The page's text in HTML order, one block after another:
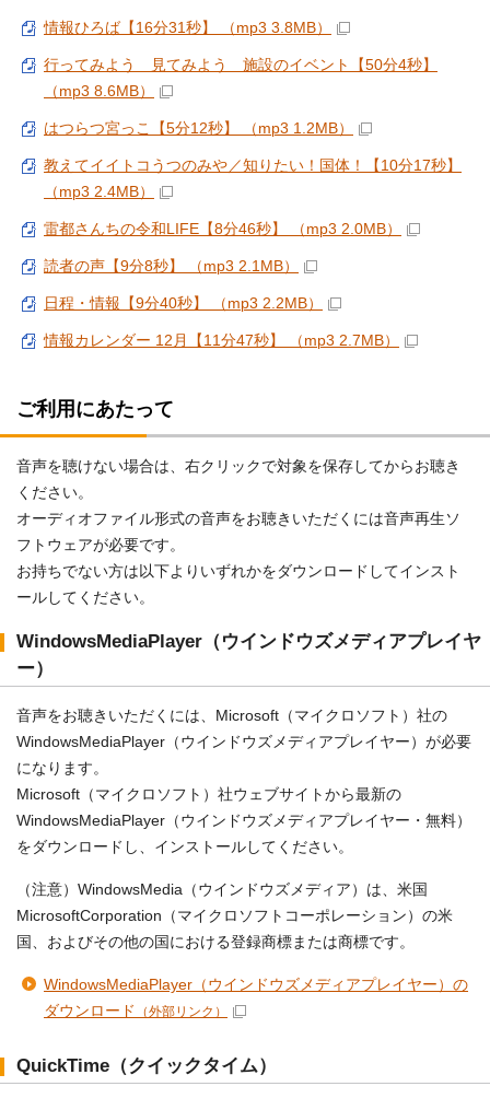
情報ひろば【16分31秒】 （mp3 3.8MB）
行ってみよう 見てみよう 施設のイベント【50分4秒】
（mp3 8.6MB）
はつらつ宮っこ【5分12秒】 （mp3 1.2MB）
教えてイイトコうつのみや／知りたい！国体！【10分17秒】
（mp3 2.4MB）
雷都さんちの令和LIFE【8分46秒】 （mp3 2.0MB）
読者の声【9分8秒】 （mp3 2.1MB）
日程・情報【9分40秒】 （mp3 2.2MB）
情報カレンダー 12月【11分47秒】 （mp3 2.7MB）
ご利用にあたって
音声を聴けない場合は、右クリックで対象を保存してからお聴き
ください。
オーディオファイル形式の音声をお聴きいただくには音声再生ソ
フトウェアが必要です。
お持ちでない方は以下よりいずれかをダウンロードしてインスト
ールしてください。
WindowsMediaPlayer（ウインドウズメディアプレイヤ
ー）
音声をお聴きいただくには、Microsoft（マイクロソフト）社の
WindowsMediaPlayer（ウインドウズメディアプレイヤー）が必要
になります。
Microsoft（マイクロソフト）社ウェブサイトから最新の
WindowsMediaPlayer（ウインドウズメディアプレイヤー・無料）
をダウンロードし、インストールしてください。
（注意）WindowsMedia（ウインドウズメディア）は、米国
MicrosoftCorporation（マイクロソフトコーポレーション）の米
国、およびその他の国における登録商標または商標です。
WindowsMediaPlayer（ウインドウズメディアプレイヤー）の
ダウンロード
（外部リンク）
QuickTime（クイックタイム）